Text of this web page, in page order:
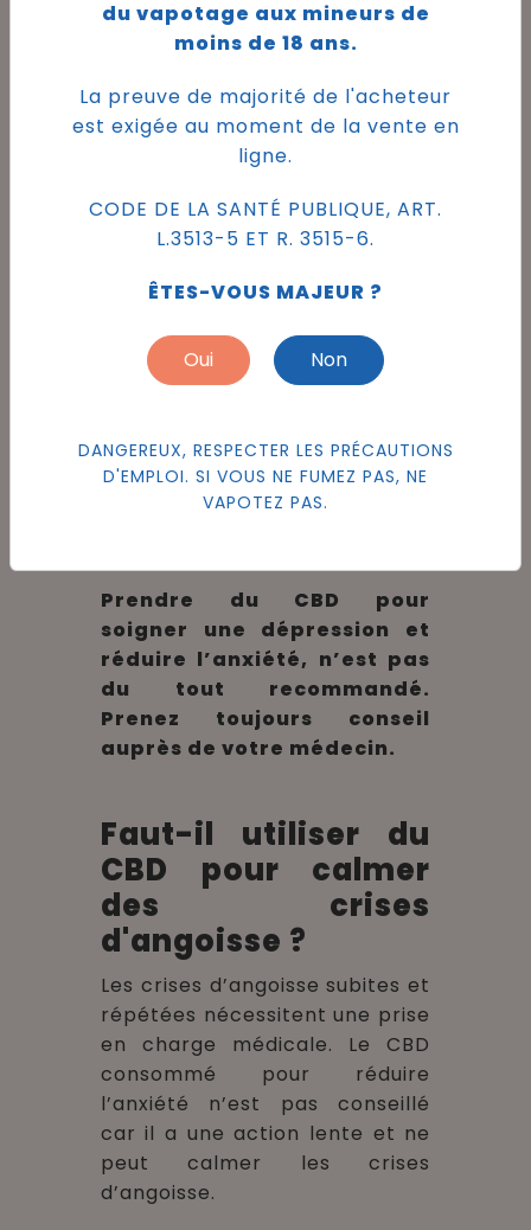
soigner la dépression,
l’automédication, n’est pas du
tout recommandée.
C’est pourquoi prendre du CBD
pour l’anxiété lorsqu’on souffre
de dépression ne rentre pas
dans la thérapie. Il faut
charge par un médecin.
De plus, lorsqu’on est soigné
pour une dépression, il faut
risque d’interagir
négativement sur l’effet des
médicaments prescrits par le
Prendre du CBD pour
soigner une dépression et
réduire l’anxiété, n’est pas
du tout recommandé.
Prenez toujours conseil
auprès de votre médecin.
Faut-il utiliser du
CBD pour calmer
des crises
d'angoisse ?
Les crises d’angoisse subites et
répétées nécessitent une prise
en charge médicale. Le CBD
consommé pour réduire
l’anxiété n’est pas conseillé
car il a une action lente et ne
peut calmer les crises
d’angoisse.
du vapotage aux mineurs de
moins de 18 ans.
La preuve de majorité de l'acheteur
est exigée au moment de la vente en
ligne.
CODE DE LA SANTÉ PUBLIQUE, ART.
L.3513-5 ET R. 3515-6.
ÊTES-VOUS MAJEUR ?
Oui Non
DANGEREUX, RESPECTER LES PRÉCAUTIONS
D'EMPLOI. SI VOUS NE FUMEZ PAS, NE
VAPOTEZ PAS.